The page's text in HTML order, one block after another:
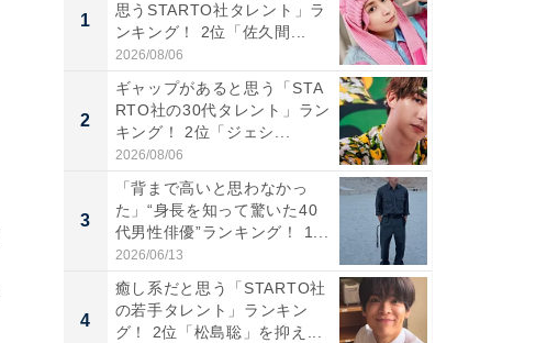
1
思うSTARTO社タレント」ラ
ンキング！ 2位「佐久間...
2026/08/06
2
ギャップがあると思う「STA
RTO社の30代タレント」ラン
キング！ 2位「ジェシ...
2026/08/06
3
「背まで高いと思わなかっ
た」“身長を知って驚いた40
代男性俳優”ランキング！ 1...
2026/06/13
4
癒し系だと思う「STARTO社
の若手タレント」ランキン
グ！ 2位「松島聡」を抑え...